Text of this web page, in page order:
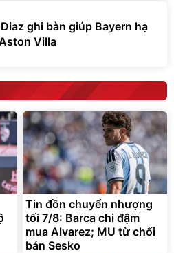
ghi bàn giúp Bayern hạ
Villa
Tin đồn chuyển nhượng
tối 7/8: Barca chi đậm
mua Alvarez; MU từ chối
bán Sesko